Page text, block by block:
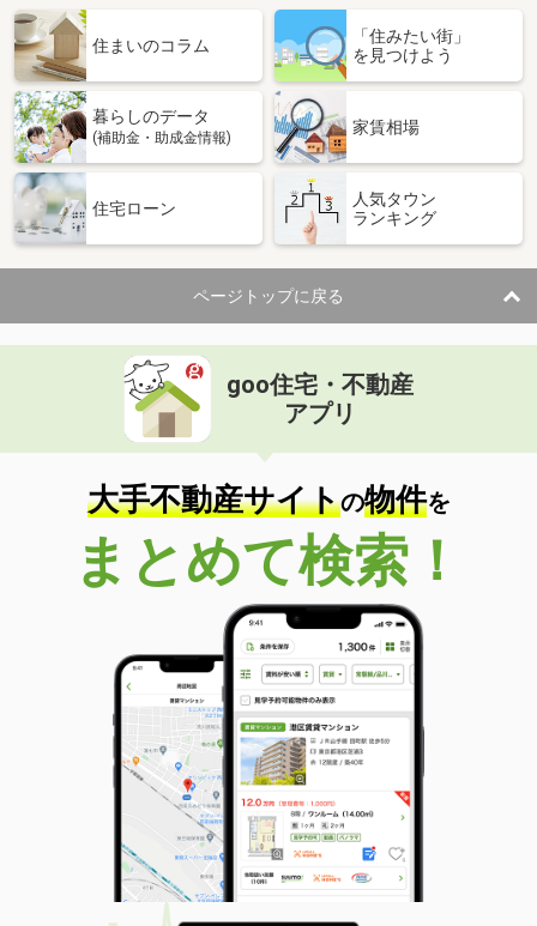
住まいのコラム
「住みたい街」
を見つけよう
暮らしのデータ
(補助金・助成金情報)
家賃相場
住宅ローン
人気タウン
ランキング
ページトップに戻る
goo住宅・不動産
アプリ
大手不動産サイトの物件を
まとめて検索！